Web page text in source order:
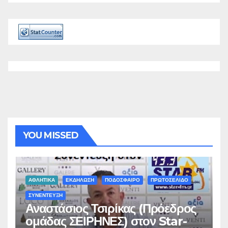
YOU MISSED
ΑΘΛΗΤΙΚΑ ΕΚΔΗΛΩΣΗ ΠΟΔΟΣΦΑΙΡΟ ΠΡΩΤΟΣΕΛΙΔΟ
ΣΥΝΕΝΤΕΥΞΗ
Αναστάσιος Τσιρίκας (Πρόεδρος
ομάδας ΣΕΙΡΗΝΕΣ) στον Star-